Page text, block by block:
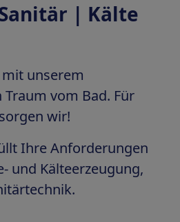
| Kälte
mit unserem
vom Bad. Für
wir!
Ihre Anforderungen
und Kälteerzeugung,